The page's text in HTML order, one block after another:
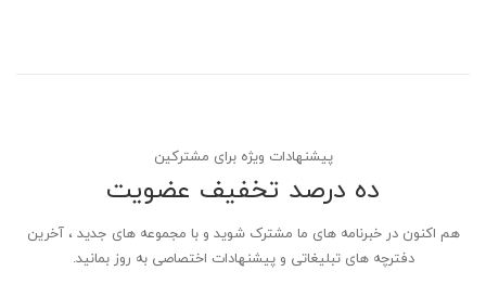
پیشنهادات ویژه برای مشترکین
ده درصد تخفیف عضویت
هم اکنون در خبرنامه های ما مشترک شوید و با مجموعه های جدید ، آخرین
دفترچه های تبلیغاتی و پیشنهادات اختصاصی به روز بمانید.